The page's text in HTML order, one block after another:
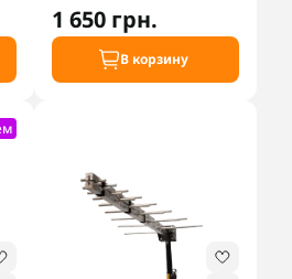
1 650 грн.
В корзину